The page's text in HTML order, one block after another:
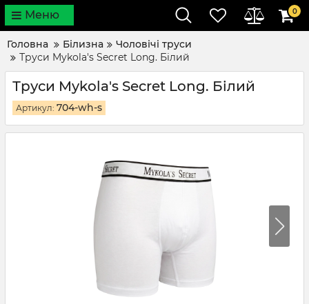
Меню 0
Головна Білизна
Чоловічі труси
Труси Mykola's Secret Long. Білий
Труси Mykola's Secret Long. Білий
Артикул: 704-wh-s